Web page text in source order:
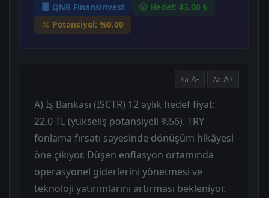
QNB Finansinvest
Hedef: 43.00 ₺
Potansiyel: %0.00
A- A+
A) İş Bankası (ISCTR) 12 aylık hedef fiyat:
22,0 TL (yükseliş potansiyeli %56). TRY
fonlama fırsatı sayesinde dönüşüm hikâyesi
öne çıkıyor. Düşen enflasyon ortamında
operasyonel giderlerini yönetmesi ve
teknoloji yatırımlarını artırması bekleniyor.